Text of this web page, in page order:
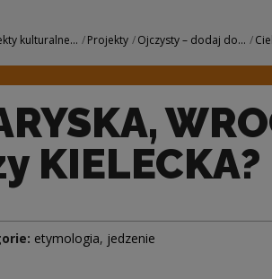
kulturalne... Projekty Ojczysty – dodaj do...
KIELECKA?
etymologia, jedzenie